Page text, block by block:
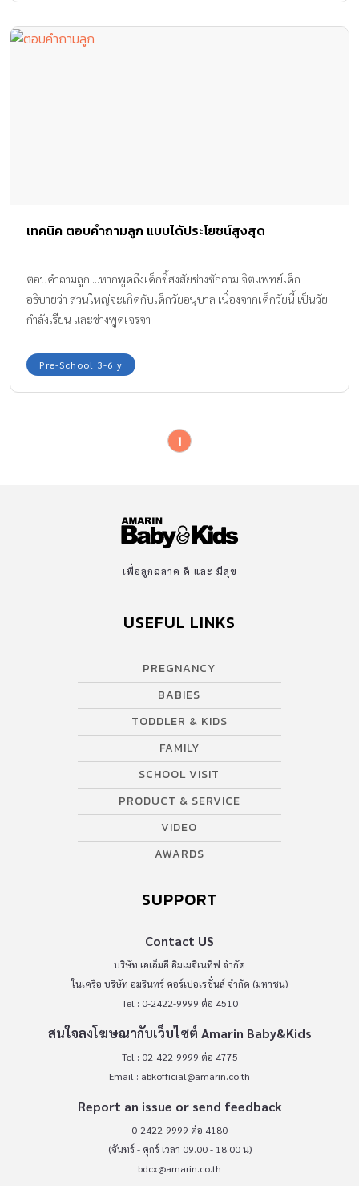
เทคนิค ตอบคำถามลูก แบบได้ประโยชน์สูงสุด
ตอบคำถามลูก ...หากพูดถึงเด็กขี้สงสัยช่างซักถาม จิตแพทย์เด็ก
อธิบายว่า ส่วนใหญ่จะเกิดกับเด็กวัยอนุบาล เนื่องจากเด็กวัยนี้ เป็นวัย
กำลังเรียน และช่างพูดเจรจา
Pre-School 3-6 y
1
เพื่อลูกฉลาด ดี และ มีสุข
USEFUL LINKS
PREGNANCY
BABIES
TODDLER & KIDS
FAMILY
SCHOOL VISIT
PRODUCT & SERVICE
VIDEO
AWARDS
SUPPORT
Contact US
บริษัท เอเอ็มอี อิมเมจิเนทีฟ จำกัด
ในเครือ บริษัท อมรินทร์ คอร์เปอเรชั่นส์ จำกัด (มหาชน)
Tel : 0-2422-9999 ต่อ 4510
สนใจลงโฆษณากับเว็บไซต์ Amarin Baby&Kids
Tel : 02-422-9999 ต่อ 4775
Email : abkofficial@amarin.co.th
Report an issue or send feedback
0-2422-9999 ต่อ 4180
(จันทร์ - ศุกร์ เวลา 09.00 - 18.00 น)
bdcx@amarin.co.th